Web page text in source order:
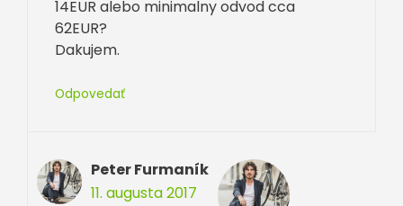
14EUR alebo minimalny odvod cca
62EUR?
Dakujem.
Odpovedať
Peter Furmaník
11. augusta 2017